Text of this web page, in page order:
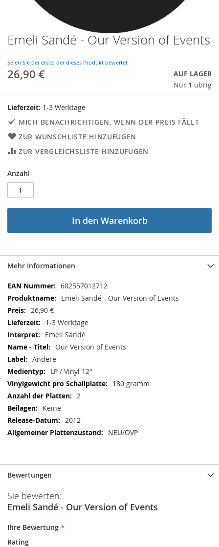
Skip
to
beginning
of
images
gallery
Emeli Sandé - Our Version of Events
Seien Sie der erste, der dieses Produkt bewertet
26,90 €
AUF LAGER
Nur 1 übrig
Lieferzeit: 1-3 Werktage
MICH BENACHRICHTIGEN, WENN DER PREIS FÄLLT
ZUR WUNSCHLISTE HINZUFÜGEN
ZUR VERGLEICHSLISTE HINZUFÜGEN
Anzahl
In den Warenkorb
Mehr Informationen
Mehr
Informationen
602557012712
Emeli Sandé - Our Version of Events
26,90 €
1-3 Werktage
Emeli Sandé
Our Version of Events
Andere
LP / Vinyl 12"
180 gramm
2
Keine
2012
NEU/OVP
Bewertungen
Sie bewerten:
Emeli Sandé - Our Version of Events
Ihre Bewertung
Rating